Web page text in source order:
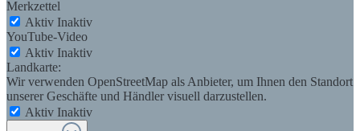
Merkzettel
Aktiv Inaktiv
YouTube-Video
Aktiv Inaktiv
Landkarte:
Wir verwenden OpenStreetMap als Anbieter, um Ihnen den Standort
unserer Geschäfte und Händler visuell darzustellen.
Aktiv Inaktiv